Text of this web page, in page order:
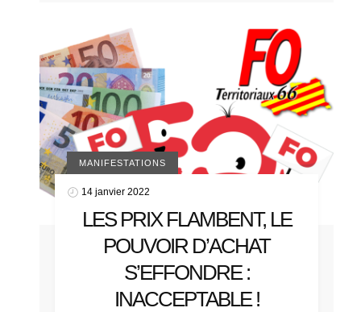
MANIFESTATIONS
14 janvier 2022
LES PRIX FLAMBENT, LE
POUVOIR D’ACHAT
S’EFFONDRE :
INACCEPTABLE !